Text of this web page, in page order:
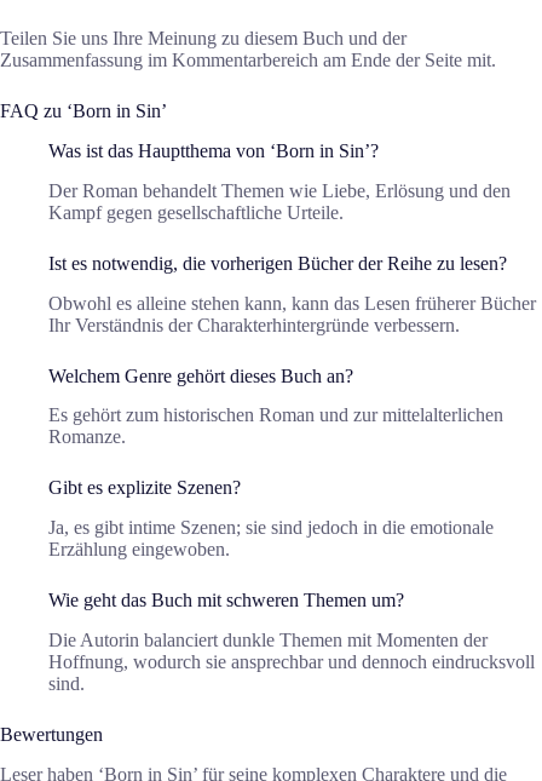
Teilen Sie uns Ihre Meinung zu diesem Buch und der
Zusammenfassung im Kommentarbereich am Ende der Seite mit.
FAQ zu ‘Born in Sin’
Was ist das Hauptthema von ‘Born in Sin’?
Der Roman behandelt Themen wie Liebe, Erlösung und den
Kampf gegen gesellschaftliche Urteile.
Ist es notwendig, die vorherigen Bücher der Reihe zu lesen?
Obwohl es alleine stehen kann, kann das Lesen früherer Bücher
Ihr Verständnis der Charakterhintergründe verbessern.
Welchem Genre gehört dieses Buch an?
Es gehört zum historischen Roman und zur mittelalterlichen
Romanze.
Gibt es explizite Szenen?
Ja, es gibt intime Szenen; sie sind jedoch in die emotionale
Erzählung eingewoben.
Wie geht das Buch mit schweren Themen um?
Die Autorin balanciert dunkle Themen mit Momenten der
Hoffnung, wodurch sie ansprechbar und dennoch eindrucksvoll
sind.
Bewertungen
Leser haben ‘Born in Sin’ für seine komplexen Charaktere und die